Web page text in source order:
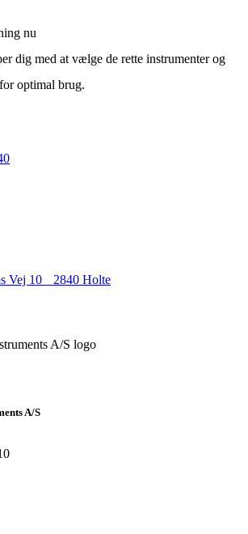
nu
dig med at vælge de rette instrumenter og
optimal brug.
Vej 10 2840 Holte
A/S